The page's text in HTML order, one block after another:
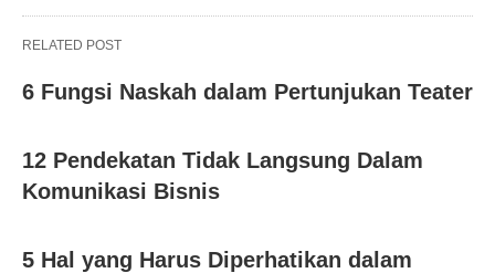
RELATED POST
6 Fungsi Naskah dalam Pertunjukan Teater
12 Pendekatan Tidak Langsung Dalam
Komunikasi Bisnis
5 Hal yang Harus Diperhatikan dalam